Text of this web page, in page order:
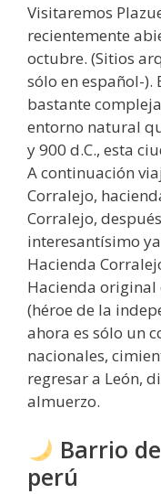
Visitaremos
recientemente
octubre. (Sitios
sólo en español-).
bastante
entorno natural
y 900 d.C., esta
A continuación
Corralejo,
Corralejo,
interesantísimo
Hacienda
Hacienda
(héroe de la
ahora es sólo un
nacionales,
regresar a León,
almuerzo.
Barrio
perú